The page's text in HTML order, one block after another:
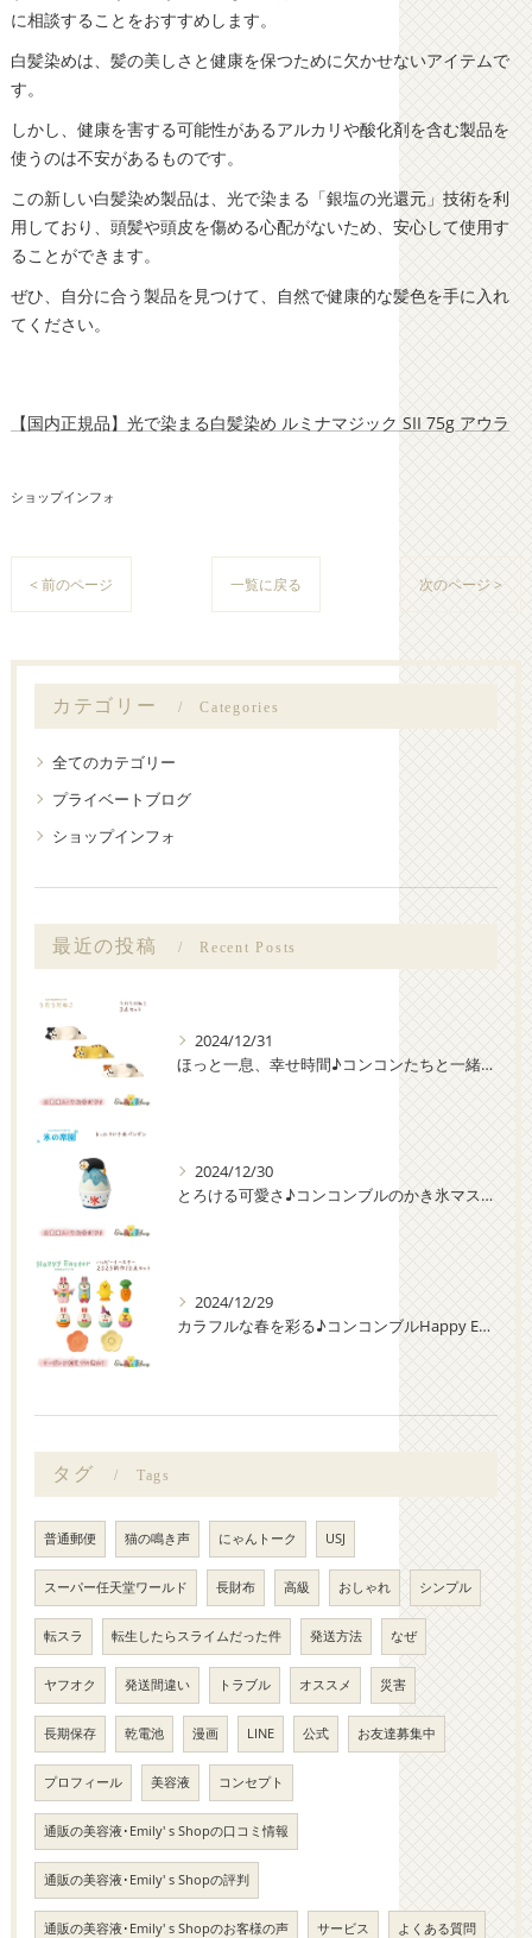
に相談することをおすすめします。
白髪染めは、髪の美しさと健康を保つために欠かせないアイテムで
す。
しかし、健康を害する可能性があるアルカリや酸化剤を含む製品を
使うのは不安があるものです。
この新しい白髪染め製品は、光で染まる「銀塩の光還元」技術を利
用しており、頭髪や頭皮を傷める心配がないため、安心して使用す
ることができます。
ぜひ、自分に合う製品を見つけて、自然で健康的な髪色を手に入れ
てください。
【国内正規品】光で染まる白髪染め ルミナマジック SII 75g アウラ
ショップインフォ
< 前のページ 一覧に戻る 次のページ >
カテゴリー Categories
全てのカテゴリー
プライベートブログ
ショップインフォ
最近の投稿 Recent Posts
2024/12/31
ほっと一息、幸せ時間♪コンコンたちと一緒にまったりしよう
2024/12/30
とろける可愛さ♪コンコンブルのかき氷マスコット大集合！
2024/12/29
カラフルな春を彩る♪コンコンブルHappy Easter 新作10点セット
タグ Tags
普通郵便 猫の鳴き声 にゃんトーク USJ
スーパー任天堂ワールド 長財布 高級 おしゃれ シンプル
転スラ 転生したらスライムだった件 発送方法 なぜ
ヤフオク 発送間違い トラブル オススメ 災害
長期保存 乾電池 漫画 LINE 公式 お友達募集中
プロフィール 美容液 コンセプト
通販の美容液･Emily' s Shopの口コミ情報
通販の美容液･Emily' s Shopの評判
通販の美容液･Emily' s Shopのお客様の声 サービス よくある質問